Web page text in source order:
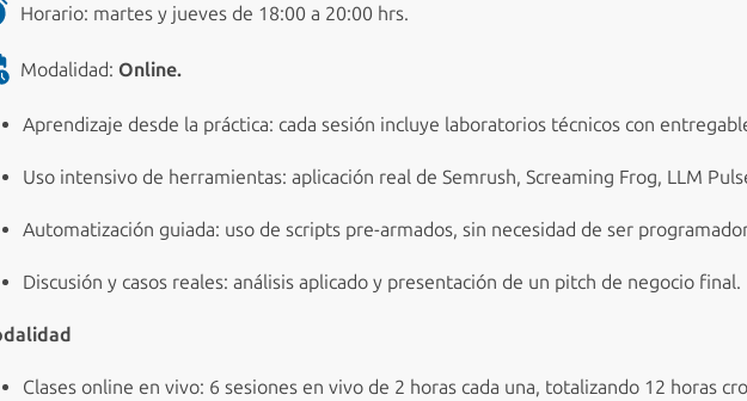
Horario: martes y jueves de 18:00 a 20:00 hrs.
Modalidad: Online.
Aprendizaje desde la práctica: cada sesión incluye laboratorios técnicos con
Uso intensivo de herramientas: aplicación real de Semrush, Screaming Frog, LLM
Automatización guiada: uso de scripts pre-armados, sin necesidad de ser
Discusión y casos reales: análisis aplicado y presentación de un pitch de negocio final.
Clases online en vivo: 6 sesiones en vivo de 2 horas cada una, totalizando 12 horas